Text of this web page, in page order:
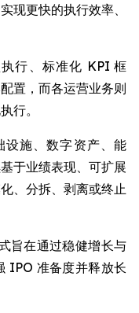
现更快的执行效率、
行、标准化 KPI 框
置，而各运营业务则
行。
施、数字资产、能
于业绩表现、可扩展
、分拆、剥离或终止
旨在通过稳健增长与
IPO 准备度并释放长